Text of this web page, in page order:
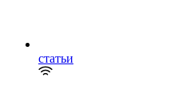
статьи